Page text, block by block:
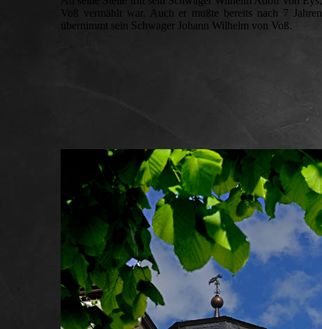
Voß vermählt war. Auch er mußte bereits nach 7
übernimmt sein Schwager Johann Wilhelm von Voß.